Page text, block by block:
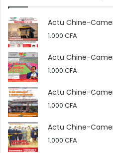
La compagnie BIOTECH de
laboratoire spécialisé dans
des cancers. Elle a
approche technique
des hôpitaux et autres
diagnostic spécifique des
Actu Chine-
1.000 CFA
Actu Chine-
1.000 CFA
Actu Chine-
1.000 CFA
Actu Chine-
1.000 CFA